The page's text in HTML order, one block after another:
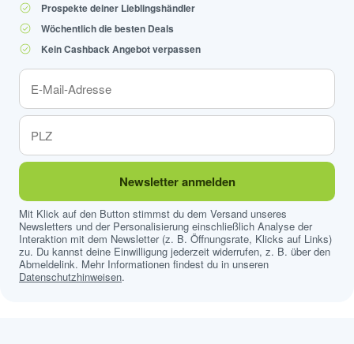
Prospekte deiner Lieblingshändler
Wöchentlich die besten Deals
Kein Cashback Angebot verpassen
Newsletter anmelden
Mit Klick auf den Button stimmst du dem Versand unseres
Newsletters und der Personalisierung einschließlich Analyse der
Interaktion mit dem Newsletter (z. B. Öffnungsrate, Klicks auf Links)
zu. Du kannst deine Einwilligung jederzeit widerrufen, z. B. über den
Abmeldelink. Mehr Informationen findest du in unseren
Datenschutzhinweisen.